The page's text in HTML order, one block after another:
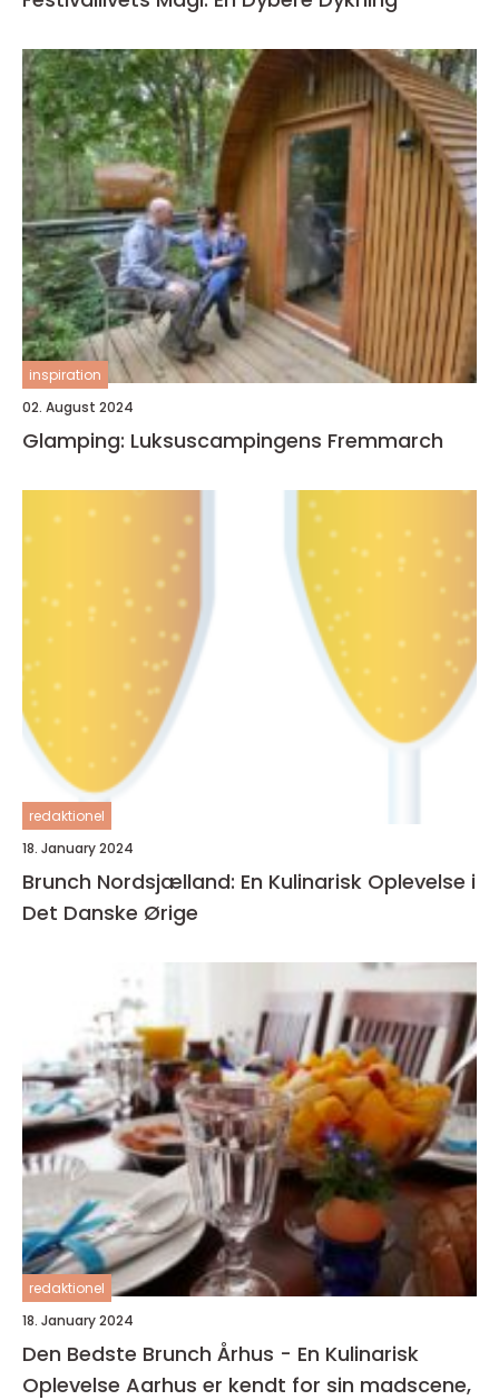
inspiration
02. August 2024
Glamping: Luksuscampingens Fremmarch
redaktionel
18. January 2024
Brunch Nordsjælland: En Kulinarisk Oplevelse i
Det Danske Ørige
redaktionel
18. January 2024
Den Bedste Brunch Århus - En Kulinarisk
Oplevelse Aarhus er kendt for sin madscene,